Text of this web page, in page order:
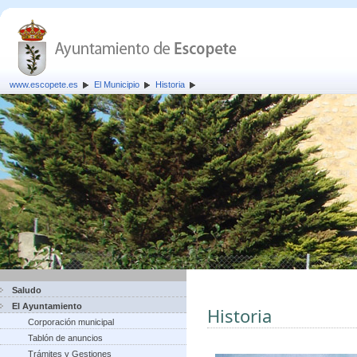
www.escopete.es El Municipio Historia
Saludo
El Ayuntamiento
Corporación municipal
Tablón de anuncios
Trámites y Gestiones
Historia